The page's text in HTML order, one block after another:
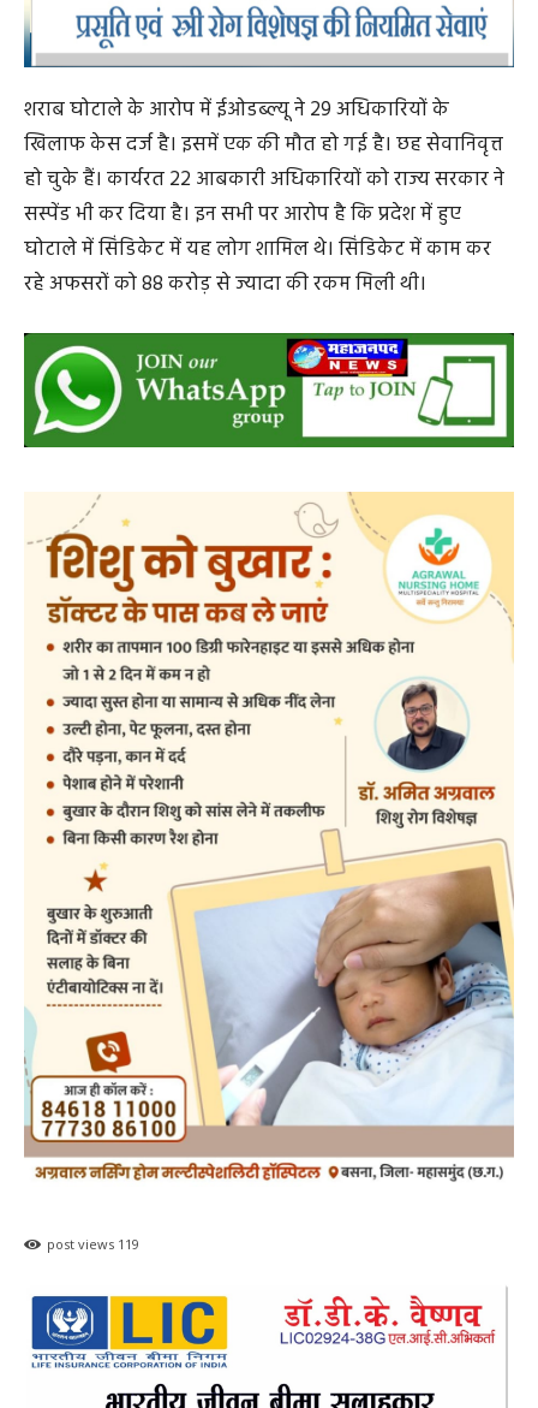
शराब घोटाले के आरोप में ईओडब्ल्यू ने 29 अधिकारियों के
खिलाफ केस दर्ज है। इसमें एक की मौत हो गई है। छह सेवानिवृत्त
हो चुके हैं। कार्यरत 22 आबकारी अधिकारियों को राज्य सरकार ने
सस्पेंड भी कर दिया है। इन सभी पर आरोप है कि प्रदेश में हुए
घोटाले में सिंडिकेट में यह लोग शामिल थे। सिंडिकेट में काम कर
रहे अफसरों को 88 करोड़ से ज्यादा की रकम मिली थी।
post views